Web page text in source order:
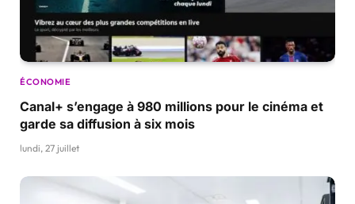
ÉCONOMIE
Canal+ s’engage à 980 millions pour le cinéma et
garde sa diffusion à six mois
lundi, 27 juillet